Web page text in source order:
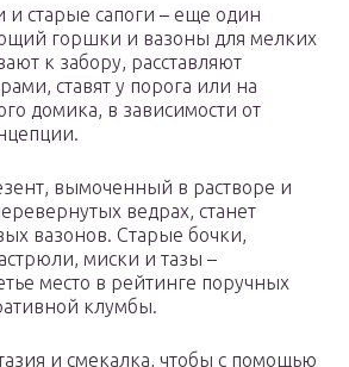
и старые сапоги – еще один
горшки и вазоны для мелких
к забору, расставляют
ставят у порога или на
домика, в зависимости от
вымоченный в растворе и
ведрах, станет
вазонов. Старые бочки,
миски и тазы –
место в рейтинге поручных
клумбы.
и смекалка, чтобы с помощью